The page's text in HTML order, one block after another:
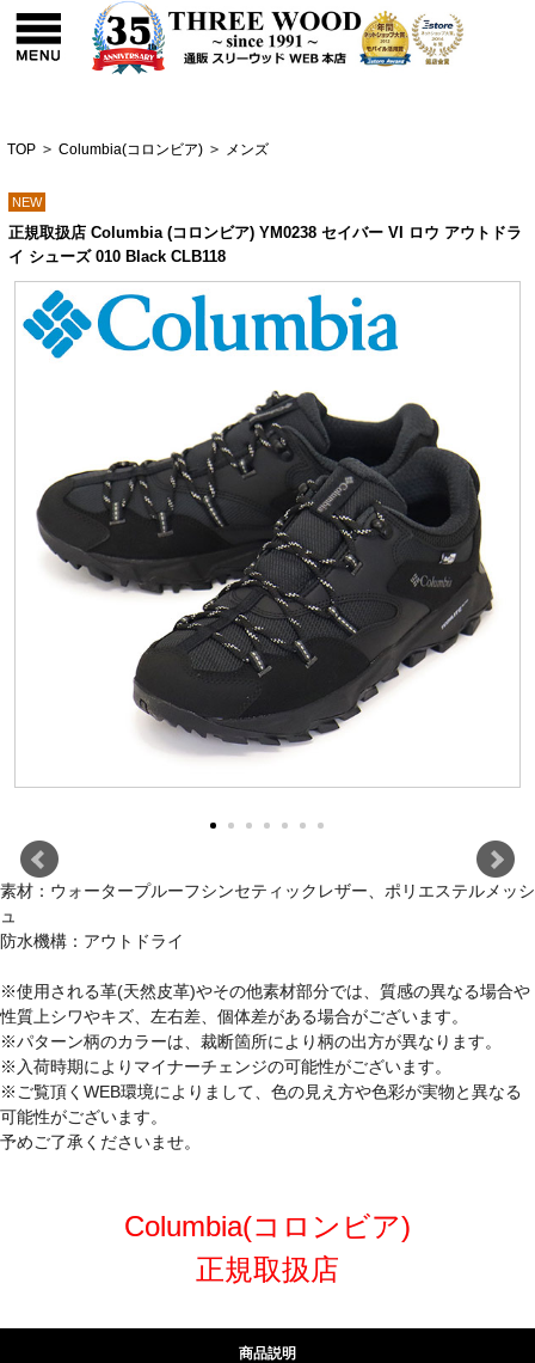
TOP > Columbia(コロンビア) > メンズ
NEW
正規取扱店 Columbia (コロンビア) YM0238 セイバー VI ロウ アウトドラ
イ シューズ 010 Black CLB118
素材：ウォータープルーフシンセティックレザー、ポリエステルメッシ
ュ
防水機構：アウトドライ
※使用される革(天然皮革)やその他素材部分では、質感の異なる場合や
性質上シワやキズ、左右差、個体差がある場合がございます。
※パターン柄のカラーは、裁断箇所により柄の出方が異なります。
※入荷時期によりマイナーチェンジの可能性がございます。
※ご覧頂くWEB環境によりまして、色の見え方や色彩が実物と異なる
可能性がございます。
予めご了承くださいませ。
Columbia(コロンビア)
正規取扱店
商品説明